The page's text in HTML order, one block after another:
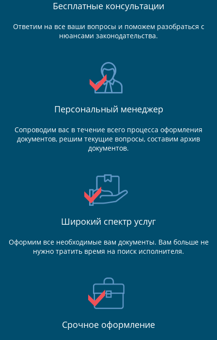
Бесплатные консультации
Ответим на все ваши вопросы и поможем разобраться с
нюансами законодательства.
Персональный менеджер
Сопроводим вас в течение всего процесса оформления
документов, решим текущие вопросы, составим архив
документов.
Широкий спектр услуг
Оформим все необходимые вам документы. Вам больше не
нужно тратить время на поиск исполнителя.
Срочное оформление